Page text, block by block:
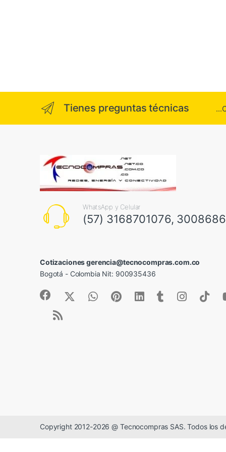
Tienes preguntas técnicas
WhatsApp y Celular
(57) 3168701076,
Cotizaciones gerencia@tecnocompras.com.co
Bogotá - Colombia Nit: 900935436
Copyright 2012-2026 @ Tecnocompras SAS. Todos los